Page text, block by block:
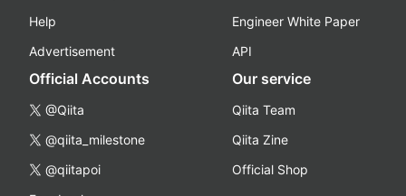
Help
Advertisement
Engineer White Paper
API
Official Accounts
@Qiita
@qiita_milestone
@qiitapoi
Our service
Qiita Team
Qiita Zine
Official Shop